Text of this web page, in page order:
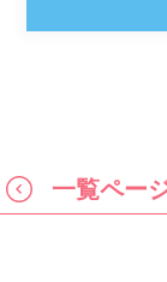
一覧ペー